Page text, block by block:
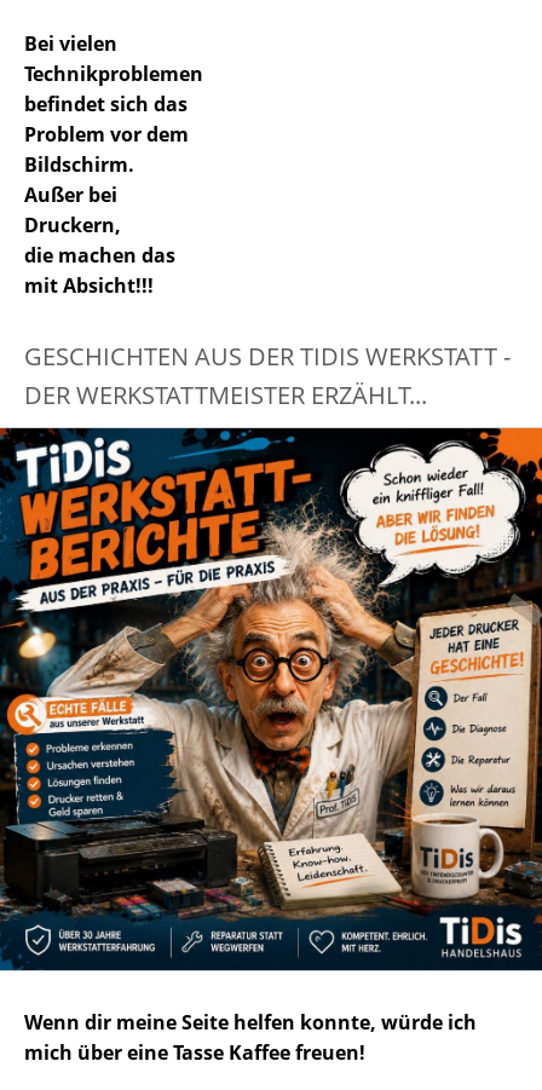
Bei vielen
Technikproblemen
befindet sich das
Problem vor dem
Bildschirm.
Außer bei
Druckern,
die machen das
mit Absicht!!!
GESCHICHTEN AUS DER TIDIS WERKSTATT -
DER WERKSTATTMEISTER ERZÄHLT...
Wenn dir meine Seite helfen konnte, würde ich
mich über eine Tasse Kaffee freuen!